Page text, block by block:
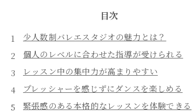
目次
少人数制バレエスタジオの魅力とは？
個人のレベルに合わせた指導が受けられる
レッスン中の集中力が高まりやすい
プレッシャーを感じずにダンスを楽しめる
緊張感のある本格的なレッスンを体験できる